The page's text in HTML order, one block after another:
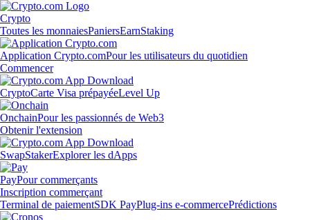
Crypto
Toutes les monnaiesPaniersEarnStaking
Application Crypto.comPour les utilisateurs du quotidien
Commencer
CryptoCarte Visa prépayéeLevel Up
OnchainPour les passionnés de Web3
Obtenir l'extension
SwapStakerExplorer les dApps
PayPour commerçants
Inscription commerçant
Terminal de paiementSDK PayPlug-ins e-commercePrédictions